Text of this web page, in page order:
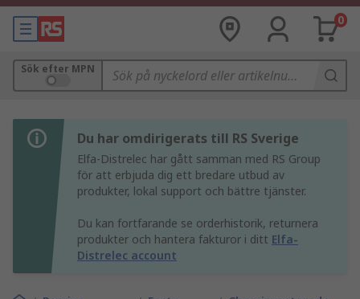
0
Sök efter MPN
Du har omdirigerats till RS Sverige
Elfa-Distrelec har gått samman med RS Group
för att erbjuda dig ett bredare utbud av
produkter, lokal support och bättre tjänster.
Du kan fortfarande se orderhistorik, returnera
produkter och hantera fakturor i ditt Elfa-
Distrelec account